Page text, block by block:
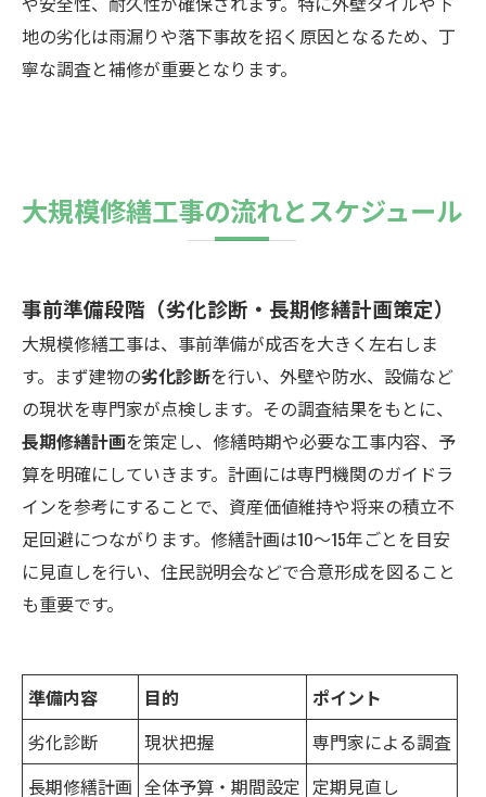
地の劣化は雨漏りや落下事故を招く原因となるため、丁
寧な調査と補修が重要となります。
大規模修繕工事の流れとスケジュール
事前準備段階（劣化診断・長期修繕計画策定）
大規模修繕工事は、事前準備が成否を大きく左右しま
す。まず建物の劣化診断を行い、外壁や防水、設備など
の現状を専門家が点検します。その調査結果をもとに、
長期修繕計画を策定し、修繕時期や必要な工事内容、予
算を明確にしていきます。計画には専門機関のガイドラ
インを参考にすることで、資産価値維持や将来の積立不
足回避につながります。修繕計画は10～15年ごとを目安
に見直しを行い、住民説明会などで合意形成を図ること
も重要です。
準備内容 目的
ポイント
劣化診断
現状把握
専門家による調査
長期修繕計画 全体予算・期間設定 定期見直し